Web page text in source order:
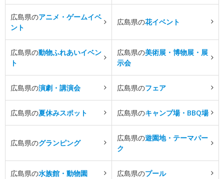
広島県のアニメ・ゲームイベ
ント
広島県の花イベント
広島県の動物ふれあいイベン
ト
広島県の美術展・博物展・展
示会
広島県の演劇・講演会 広島県のフェア
広島県の夏休みスポット 広島県のキャンプ場・BBQ場
広島県のグランピング
広島県の遊園地・テーマパー
ク
広島県の水族館・動物園 広島県のプール